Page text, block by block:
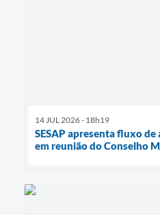
14 JUL 2026 - 18h19
SESAP apresenta fluxo
em reunião do Conselho